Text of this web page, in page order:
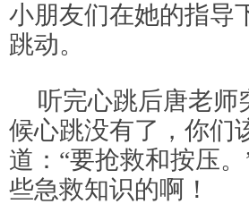
小朋友们在她的指导
跳动。
听完心跳后唐老师
候心跳没有了，你们
道：“要抢救和按压
些急救知识的啊！